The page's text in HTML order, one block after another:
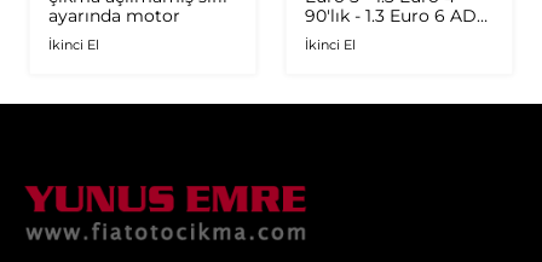
ayarında motor
İkinci El
90'lık - 1.3 Euro 6 AD
Plus 1.6 Multijet - 1.9
JTD Orijinal Turbo
İkinci El